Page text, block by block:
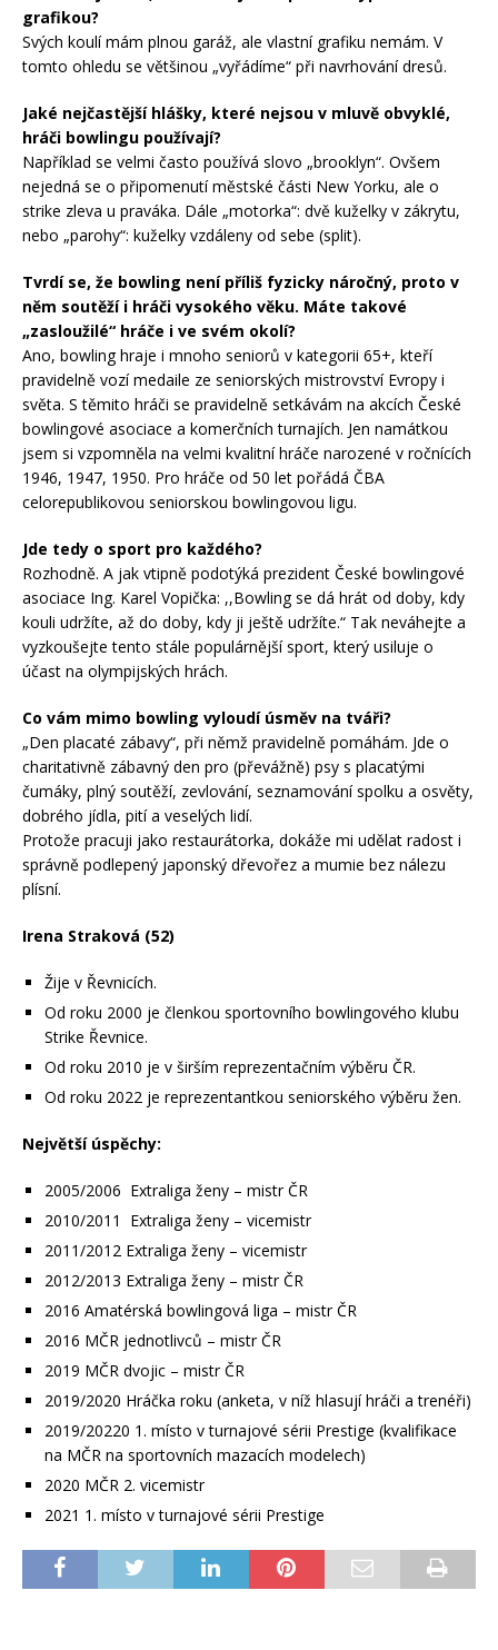
grafikou?
Svých koulí mám plnou garáž, ale vlastní grafiku nemám. V
tomto ohledu se většinou „vyřádíme“ při navrhování dresů.
Jaké nejčastější hlášky, které nejsou v mluvě obvyklé,
hráči bowlingu používají?
Například se velmi často používá slovo „brooklyn“. Ovšem
nejedná se o připomenutí městské části New Yorku, ale o
strike zleva u praváka. Dále „motorka“: dvě kuželky v zákrytu,
nebo „parohy“: kuželky vzdáleny od sebe (split).
Tvrdí se, že bowling není příliš fyzicky náročný, proto v
něm soutěží i hráči vysokého věku. Máte takové
„zasloužilé“ hráče i ve svém okolí?
Ano, bowling hraje i mnoho seniorů v kategorii 65+, kteří
pravidelně vozí medaile ze seniorských mistrovství Evropy i
světa. S těmito hráči se pravidelně setkávám na akcích České
bowlingové asociace a komerčních turnajích. Jen namátkou
jsem si vzpomněla na velmi kvalitní hráče narozené v ročnících
1946, 1947, 1950. Pro hráče od 50 let pořádá ČBA
celorepublikovou seniorskou bowlingovou ligu.
Jde tedy o sport pro každého?
Rozhodně. A jak vtipně podotýká prezident České bowlingové
asociace Ing. Karel Vopička: ,,Bowling se dá hrát od doby, kdy
kouli udržíte, až do doby, kdy ji ještě udržíte.“ Tak neváhejte a
vyzkoušejte tento stále populárnější sport, který usiluje o
účast na olympijských hrách.
Co vám mimo bowling vyloudí úsměv na tváři?
„Den placaté zábavy“, při němž pravidelně pomáhám. Jde o
charitativně zábavný den pro (převážně) psy s placatými
čumáky, plný soutěží, zevlování, seznamování spolku a osvěty,
dobrého jídla, pití a veselých lidí.
Protože pracuji jako restaurátorka, dokáže mi udělat radost i
správně podlepený japonský dřevořez a mumie bez nálezu
plísní.
Irena Straková (52)
Žije v Řevnicích.
Od roku 2000 je členkou sportovního bowlingového klubu
Strike Řevnice.
Od roku 2010 je v širším reprezentačním výběru ČR.
Od roku 2022 je reprezentantkou seniorského výběru žen.
Největší úspěchy:
2005/2006 Extraliga ženy – mistr ČR
2010/2011 Extraliga ženy – vicemistr
2011/2012 Extraliga ženy – vicemistr
2012/2013 Extraliga ženy – mistr ČR
2016 Amatérská bowlingová liga – mistr ČR
2016 MČR jednotlivců – mistr ČR
2019 MČR dvojic – mistr ČR
2019/2020 Hráčka roku (anketa, v níž hlasují hráči a trenéři)
2019/20220 1. místo v turnajové sérii Prestige (kvalifikace
na MČR na sportovních mazacích modelech)
2020 MČR 2. vicemistr
2021 1. místo v turnajové sérii Prestige